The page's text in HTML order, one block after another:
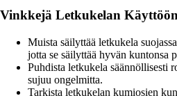
Vinkkejä Letkukelan Käyttöön
Muista säilyttää letkukela
jotta se säilyttää hyvän kuntonsa
Puhdista letkukela säännöllisesti
sujuu ongelmitta.
Tarkista letkukelan kumiosien